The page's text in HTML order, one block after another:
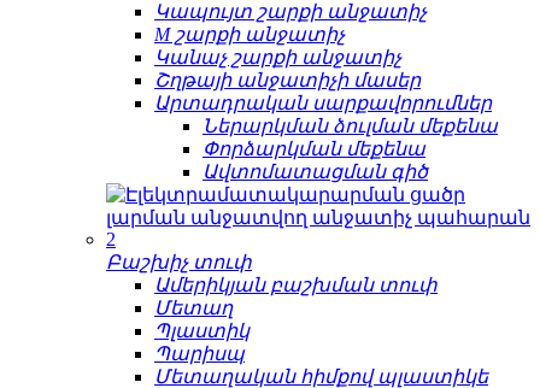
Կապույտ շարքի անջատիչ
M շարքի անջատիչ
Կանաչ շարքի անջատիչ
Շղթայի անջատիչի մասեր
Արտադրական սարքավորումներ
Ներարկման ձուլման մեքենա
Փորձարկման մեքենա
Ավտոմատացման գիծ
Բաշխիչ տուփ
Ամերիկյան բաշխման տուփ
Մետաղ
Պլաստիկ
Պարիսպ
Մետաղական հիմքով պլաստիկե